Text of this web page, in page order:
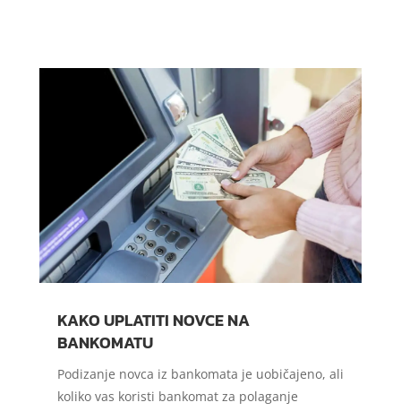
KAKO UPLATITI NOVCE NA
BANKOMATU
Podizanje novca iz bankomata je uobičajeno, ali
koliko vas koristi bankomat za polaganje